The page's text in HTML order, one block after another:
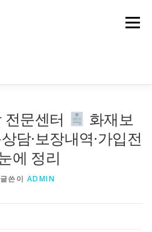
메뉴
문센터
화재보
담·보장내역·가입전
에 정리
글쓴이 ADMIN